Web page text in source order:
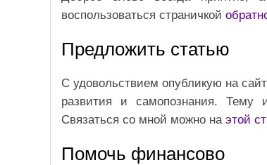
воспользоваться страничкой
Предложить статью
С удовольствием опубликую на
развития и самопознания. Тему
Связаться со мной можно на этой
Помочь финансово